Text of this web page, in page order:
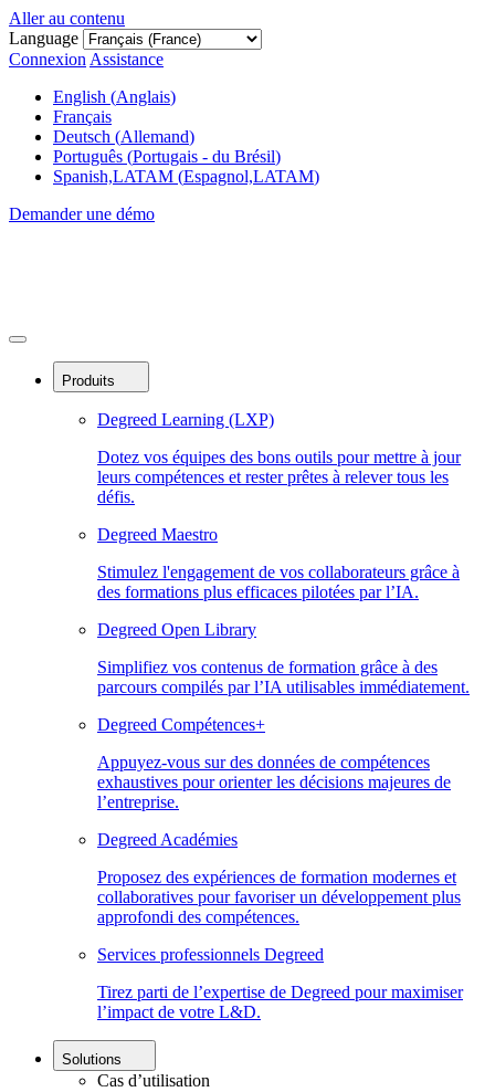
Aller au contenu
Language
Connexion Assistance
English (Anglais)
Français
Deutsch (Allemand)
Português (Portugais - du Brésil)
Spanish,LATAM (Espagnol,LATAM)
Demander une démo
Produits
Degreed Learning (LXP)
Dotez vos équipes des bons outils pour mettre à jour
leurs compétences et rester prêtes à relever tous les
défis.
Degreed Maestro
Stimulez l'engagement de vos collaborateurs grâce à
des formations plus efficaces pilotées par l’IA.
Degreed Open Library
Simplifiez vos contenus de formation grâce à des
parcours compilés par l’IA utilisables immédiatement.
Degreed Compétences+
Appuyez-vous sur des données de compétences
exhaustives pour orienter les décisions majeures de
l’entreprise.
Degreed Académies
Proposez des expériences de formation modernes et
collaboratives pour favoriser un développement plus
approfondi des compétences.
Services professionnels Degreed
Tirez parti de l’expertise de Degreed pour maximiser
l’impact de votre L&D.
Solutions
Cas d’utilisation